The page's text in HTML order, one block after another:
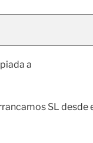
a
SL desde